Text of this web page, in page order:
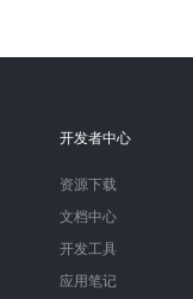
开发者中心
资源下载
文档中心
开发工具
应用笔记